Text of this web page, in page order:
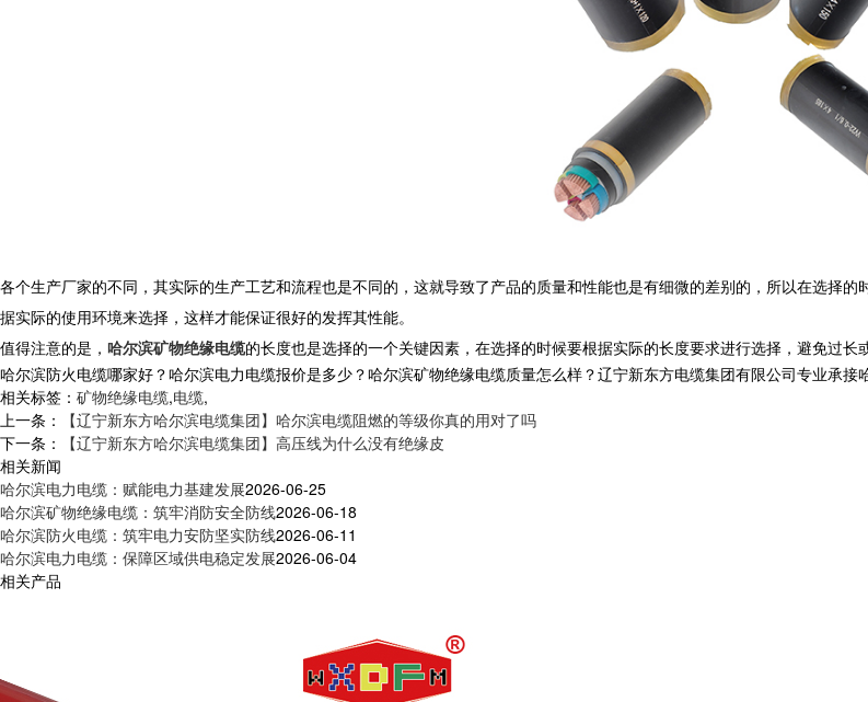
各个生产厂家的不同，其实际的生产工艺和流程也是不同的，这就导致了产品的质量和性能也是有细微的差别的，所以在选择
据实际的使用环境来选择，这样才能保证很好的发挥其性能。
值得注意的是， 哈尔滨矿物绝缘电缆的长度也是选择的一个关键因素，在选择的时候要根据实际的长度要求进行选择，避免过长
哈尔滨防火电缆哪家好？哈尔滨电力电缆报价是多少？哈尔滨矿物绝缘电缆质量怎么样？辽宁新东方电缆集团有限公司专业承
相关标签： 矿物绝缘电缆,电缆,
上一条：
【辽宁新东方哈尔滨电缆集团】哈尔滨电缆阻燃的等级你真的用对了吗
下一条：
【辽宁新东方哈尔滨电缆集团】高压线为什么没有绝缘皮
相关新闻
哈尔滨电力电缆：赋能电力基建发展2026-06-25
哈尔滨矿物绝缘电缆：筑牢消防安全防线2026-06-18
哈尔滨防火电缆：筑牢电力安防坚实防线2026-06-11
哈尔滨电力电缆：保障区域供电稳定发展2026-06-04
相关产品